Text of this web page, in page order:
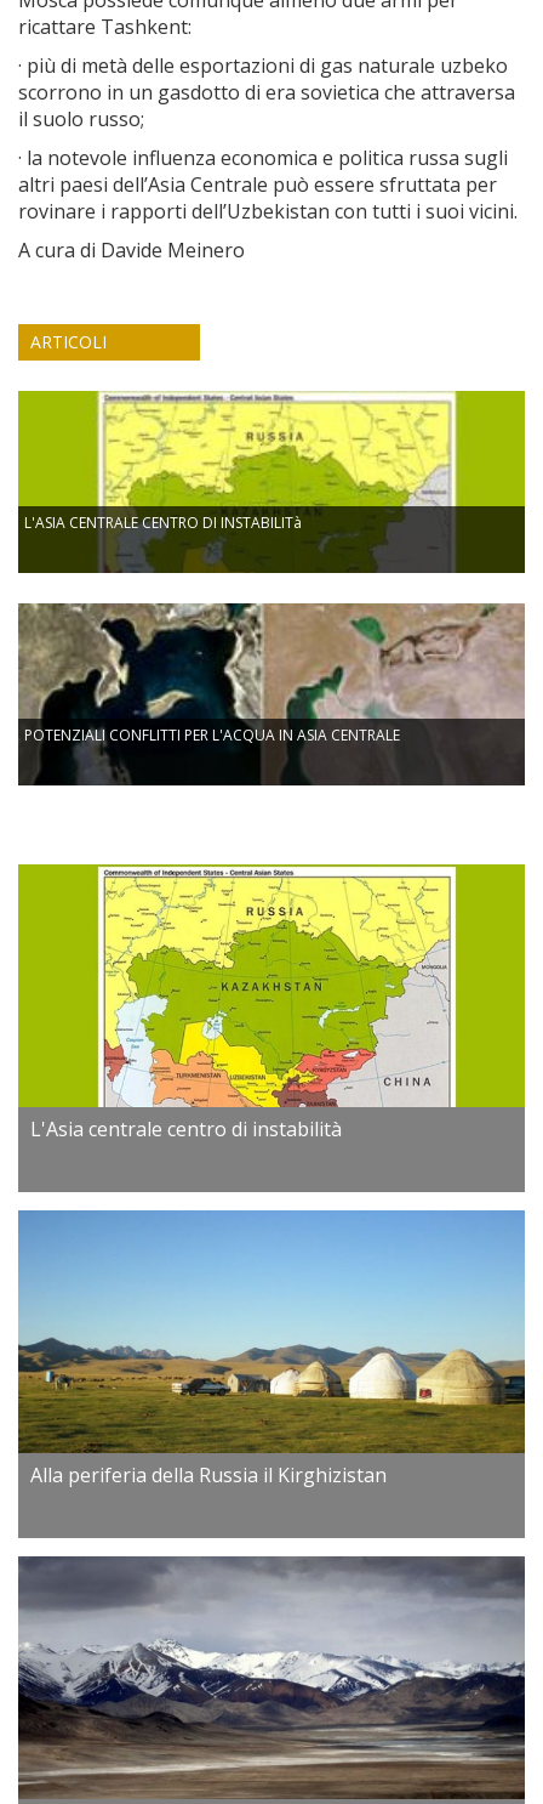
ricattare Tashkent:
· più di metà delle esportazioni di gas naturale uzbeko
scorrono in un gasdotto di era sovietica che attraversa
il suolo russo;
· la notevole influenza economica e politica russa sugli
altri paesi dell’Asia Centrale può essere sfruttata per
rovinare i rapporti dell’Uzbekistan con tutti i suoi vicini.
A cura di Davide Meinero
ARTICOLI
L'ASIA CENTRALE CENTRO DI INSTABILITà
POTENZIALI CONFLITTI PER L'ACQUA IN ASIA CENTRALE
L'Asia centrale centro di instabilità
Alla periferia della Russia il Kirghizistan